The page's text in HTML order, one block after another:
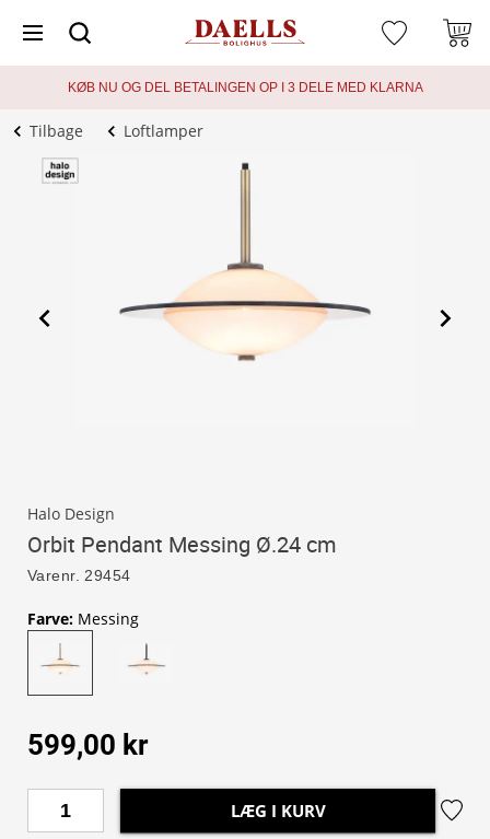
KØB NU OG DEL BETALINGEN OP I 3 DELE MED KLARNA
Tilbage Loftlamper
Halo Design
Orbit Pendant Messing Ø.24 cm
Varenr. 29454
Farve: Messing
599,00 kr
LÆG I KURV